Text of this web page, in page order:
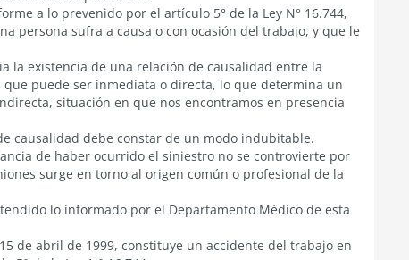
a lo prevenido por el artículo 5° de la Ley N° 16.744,
persona sufra a causa o con ocasión del trabajo, y que le
la existencia de una relación de causalidad entre la
puede ser inmediata o directa, lo que determina un
situación en que nos encontramos en presencia
causalidad debe constar de un modo indubitable.
de haber ocurrido el siniestro no se controvierte por
surge en torno al origen común o profesional de la
lo informado por el Departamento Médico de esta
de abril de 1999, constituye un accidente del trabajo en